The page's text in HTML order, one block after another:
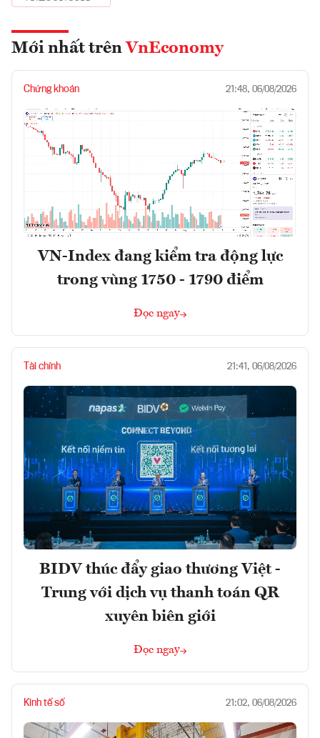
Mới nhất trên VnEconomy
Chứng khoán 21:48, 06/08/2026
VN-Index đang kiểm tra động lực
trong vùng 1750 - 1790 điểm
Đọc ngay
Tài chính 21:41, 06/08/2026
BIDV thúc đẩy giao thương Việt -
Trung với dịch vụ thanh toán QR
xuyên biên giới
Đọc ngay
Kinh tế số 21:02, 06/08/2026